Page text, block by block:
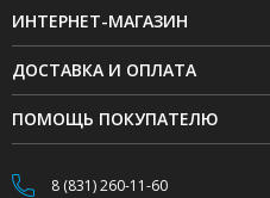
ИНТЕРНЕТ-МАГАЗИН
ДОСТАВКА И ОПЛАТА
ПОМОЩЬ ПОКУПАТЕЛЮ
8 (831) 260-11-60